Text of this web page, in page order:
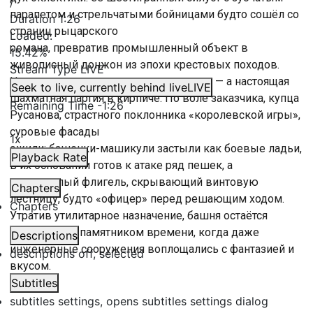
Duration1:26
Loaded:
15.42%
Stream Type LIVE
Seek to live, currently behind liveLIVE
Remaining Time-1:26
1x
Playback Rate
Chapters
Chapters
Descriptions
descriptions off, selected
Subtitles
subtitles settings, opens subtitles settings dialog
парапетом и стрельчатыми бойницами будто сошёл со
страниц рыцарского
романа, превратив промышленный объект в
живописный донжон из эпохи крестовых походов.
Но это не просто замковая стилизация — а настоящая
шахматная партия в кирпиче. По воле заказчика, купца
Русанова, страстного поклонника «королевской игры»,
суровые фасады
ожили: башенки-машикули застыли как боевые ладьи,
в их основании готов к атаке ряд пешек, а
полукруглый флигель, скрывающий винтовую
лестницу, будто «офицер» перед решающим ходом.
Утратив утилитарное назначение, башня остаётся
остроумным памятником времени, когда даже
инженерные сооружения воплощались с фантазией и
вкусом.